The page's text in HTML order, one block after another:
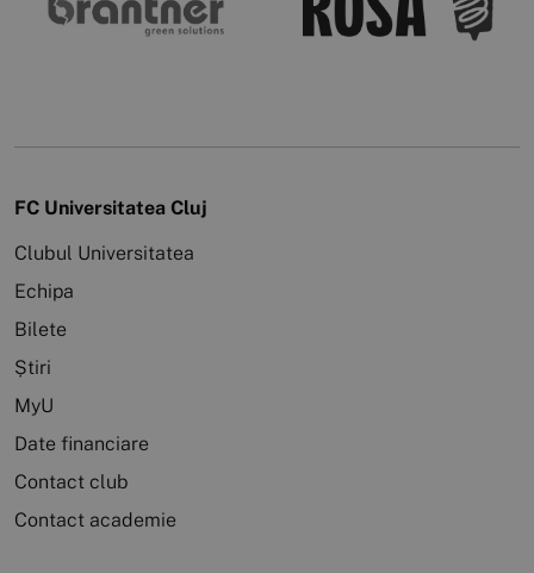
FC Universitatea Cluj
Clubul Universitatea
Echipa
Bilete
Știri
MyU
Date financiare
Contact club
Contact academie